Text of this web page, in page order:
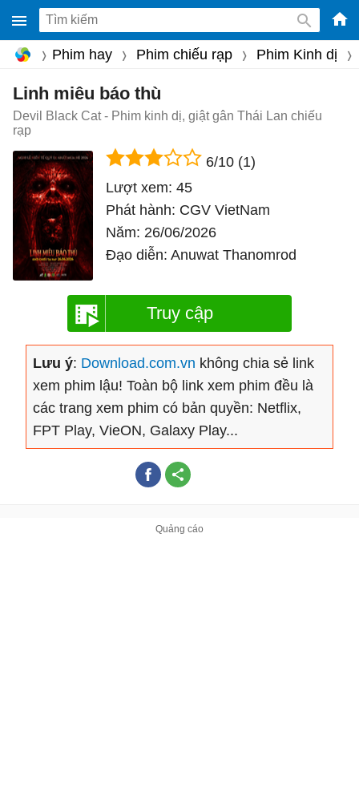
-
Phim hay Phim chiếu rạp Phim Kinh dị
Linh miêu báo thù
Devil Black Cat - Phim kinh dị, giật gân Thái Lan chiếu
rạp
6/10 (1)
Lượt xem: 45
Phát hành: CGV VietNam
Năm: 26/06/2026
Đạo diễn: Anuwat Thanomrod
Truy cập
Lưu ý: Download.com.vn không chia sẻ link
xem phim lậu! Toàn bộ link xem phim đều là
các trang xem phim có bản quyền: Netflix,
FPT Play, VieON, Galaxy Play...